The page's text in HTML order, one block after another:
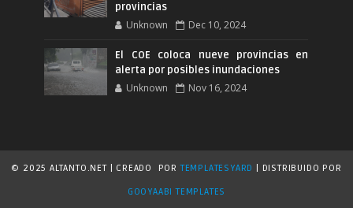
provincias
Unknown Dec 10, 2024
El COE coloca nueve provincias en
alerta por posibles inundaciones
Unknown Nov 16, 2024
© 2025 ALTANTO.NET | CREADO PORTEMPLATESYARD
| DISTRIBUIDO POR
GOOYAABI TEMPLATES